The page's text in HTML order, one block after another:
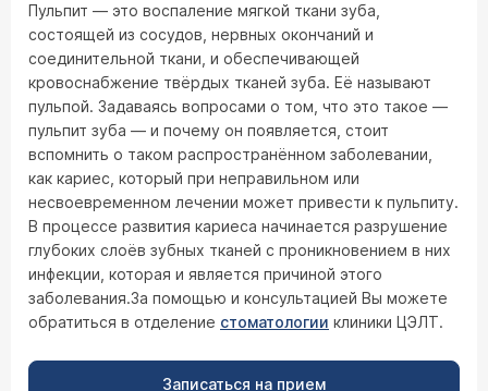
Пульпит — это воспаление мягкой ткани зуба,
состоящей из сосудов, нервных окончаний и
соединительной ткани, и обеспечивающей
кровоснабжение твёрдых тканей зуба. Её называют
пульпой. Задаваясь вопросами о том, что это такое —
пульпит зуба — и почему он появляется, стоит
вспомнить о таком распространённом заболевании,
как кариес, который при неправильном или
несвоевременном лечении может привести к пульпиту.
В процессе развития кариеса начинается разрушение
глубоких слоёв зубных тканей с проникновением в них
инфекции, которая и является причиной этого
заболевания.За помощью и консультацией Вы можете
обратиться в отделение стоматологии клиники ЦЭЛТ.
Записаться на прием